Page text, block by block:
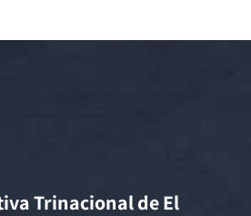
Trinacional de El